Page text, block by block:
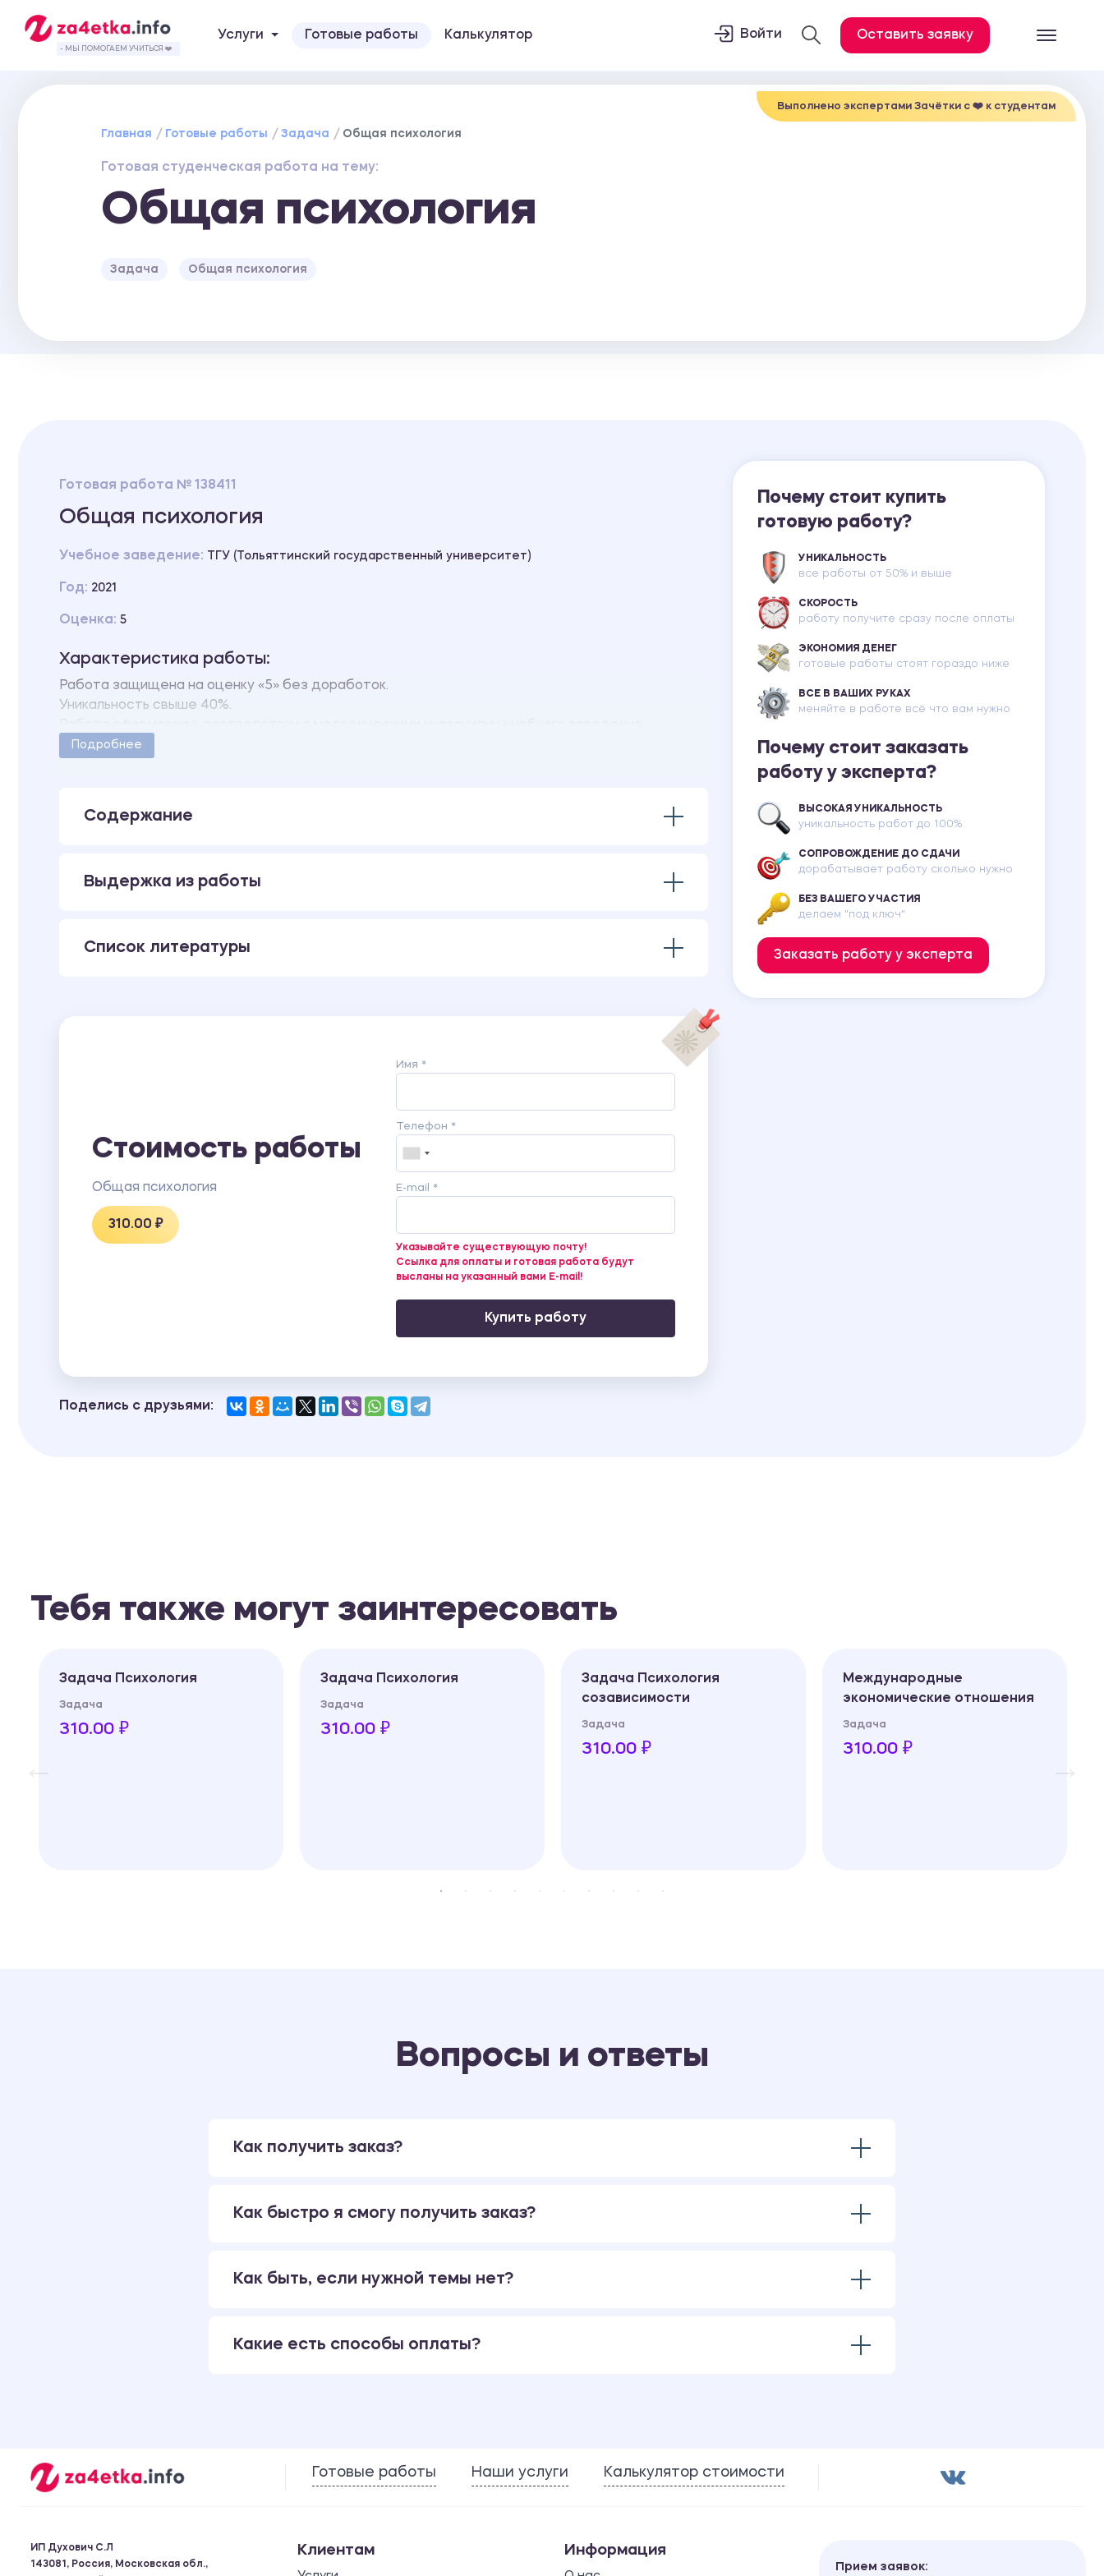
Все услуги
- МЫ ПОМОГАЕМ УЧИТЬСЯ ❤️
Услуги Готовые работы Калькулятор Войти Оставить заявку
Выполнено экспертами Зачётки c ❤️ к студентам
Главная Готовые работы Задача Общая психология
Готовая студенческая работа на тему:
Общая психология
Задача Общая психология
Готовая работа № 138411
Общая психология
Учебное заведение: ТГУ (Тольяттинский государственный университет)
Год: 2021
Оценка: 5
Характеристика работы:
Работа защищена на оценку «5» без доработок.
Уникальность свыше 40%.
Количество страниц - 12.
Подробнее
Содержание
Выдержка из работы
Список литературы
Стоимость работы
Общая психология
310.00 ₽
Имя *
Телефон *
E-mail *
Указывайте существующую почту!
Ссылка для оплаты и готовая работа будут
высланы на указанный вами E-mail!
Купить работу
Почему стоит купить
готовую работу?
УНИКАЛЬНОСТЬ
все работы от 50% и выше
СКОРОСТЬ
работу получите сразу после оплаты
ЭКОНОМИЯ ДЕНЕГ
готовые работы стоят гораздо ниже
ВСЕ В ВАШИХ РУКАХ
меняйте в работе всё что вам нужно
Почему стоит заказать
работу у эксперта?
ВЫСОКАЯ УНИКАЛЬНОСТЬ
уникальность работ до 100%
СОПРОВОЖДЕНИЕ ДО СДАЧИ
дорабатывает работу сколько нужно
БЕЗ ВАШЕГО УЧАСТИЯ
делаем "под ключ"
Заказать работу у эксперта
Поделись с друзьями:
Тебя также могут заинтересовать
Задача Психология
Задача
310.00 ₽
Задача Психология
Задача
310.00 ₽
Задача Психология
созависимости
Задача
310.00 ₽
Международные
экономические отношения
Задача
310.00 ₽
Вопросы и ответы
Как получить заказ?
Как быстро я смогу получить заказ?
Как быть, если нужной темы нет?
Какие есть способы оплаты?
Готовые работы Наши услуги Калькулятор стоимости
ИП Духович С.Л
143081, Россия, Московская обл.,
Клиентам Информация
Прием заявок: